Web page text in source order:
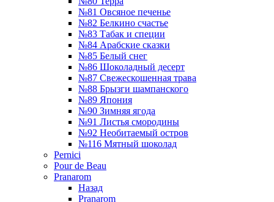
№81 Овсяное печенье
№82 Белкино счастье
№83 Табак и специи
№84 Арабские сказки
№85 Белый снег
№86 Шоколадный десерт
№87 Свежескошенная трава
№88 Брызги шампанского
№89 Япония
№90 Зимняя ягода
№91 Листья смородины
№92 Необитаемый остров
№116 Мятный шоколад
Pernici
Pour de Beau
Pranarom
Назад
Pranarom